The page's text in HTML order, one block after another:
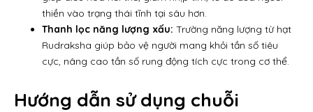
thiền vào trạng thái tĩnh tại sâu hơn.
Thanh lọc năng lượng xấu: Trường năng lượng từ hạt
Rudraksha giúp bảo vệ người mang khỏi tần số tiêu
cực, nâng cao tần số rung động tích cực trong cơ thể.
Hướng dẫn sử dụng chuỗi